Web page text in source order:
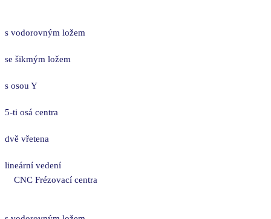
s vodorovným ložem
se šikmým ložem
s osou Y
5-ti osá centra
dvě vřetena
lineární vedení
CNC Frézovací centra